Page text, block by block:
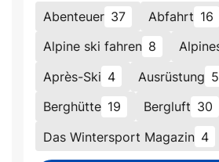
Abenteuer 37 Abfahrt 16
Alpine ski fahren 8
Après-Ski 4 Ausrüstung 5
Berghütte 19 Bergluft 30
Das Wintersport Magazin 4